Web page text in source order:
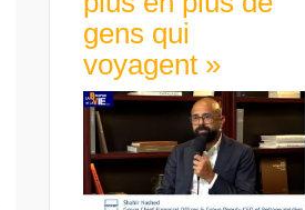
gens qui
voyagent »